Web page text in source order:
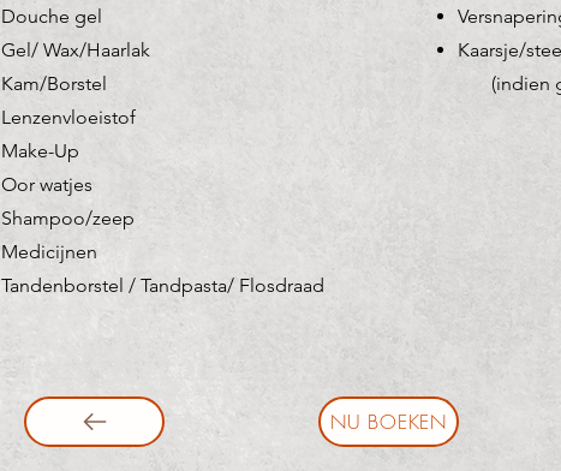
Douche gel
Gel/ Wax/Haarlak
Kam/Borstel
Lenzenvloeistof
Make-Up
Oor watjes
Shampoo/zeep
Medicijnen
Tandenborstel / Tandpasta/ Flosdraad
Kaarsje/
(indien
NU BOEKEN